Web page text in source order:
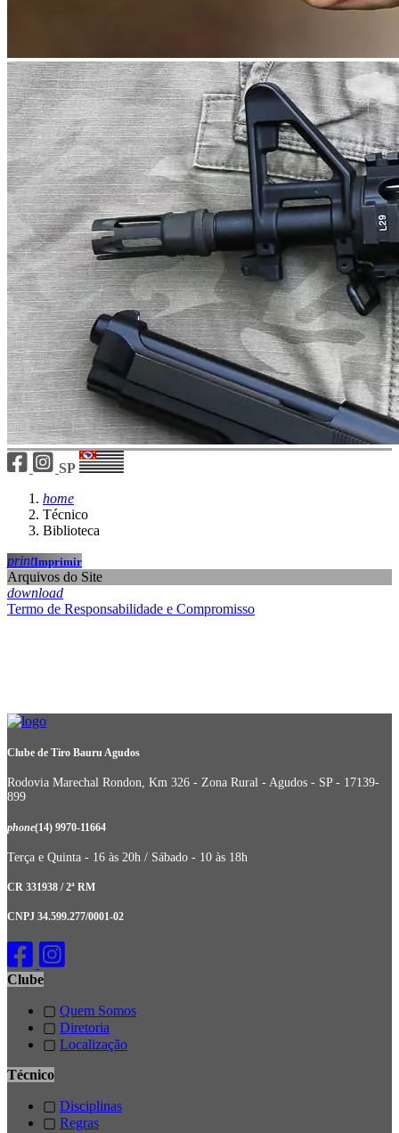
SP
home
Técnico
Biblioteca
printImprimir
Arquivos do Site
download
Termo de Responsabilidade e Compromisso
Clube de Tiro Bauru Agudos
Rodovia Marechal Rondon, Km 326 - Zona Rural - Agudos - SP - 17139-
899
phone(14) 9970-11664
Terça e Quinta - 16 às 20h / Sábado - 10 às 18h
CR 331938 / 2ª RM
CNPJ 34.599.277/0001-02
Clube
▢ Quem Somos
▢ Diretoria
▢ Localização
Técnico
▢ Disciplinas
▢ Regras